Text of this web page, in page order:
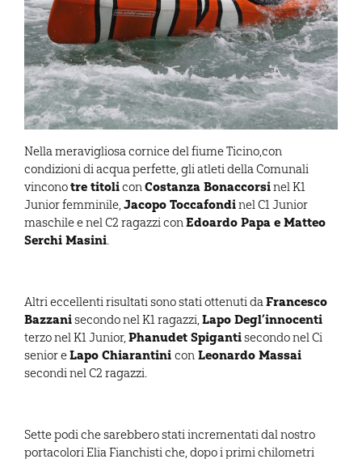
Nella meravigliosa cornice del fiume Ticino,con
condizioni di acqua perfette, gli atleti della Comunali
vinconotre titoliconCostanza Bonaccorsinel K1
Junior femminile,Jacopo Toccafondinel C1 Junior
maschile e nel C2 ragazzi conEdoardo Papa e Matteo
Serchi Masini.
Altri eccellenti risultati sono stati ottenuti daFrancesco
Bazzanisecondo nel K1 ragazzi,Lapo Degl’innocenti
terzo nel K1 Junior,Phanudet Spigantisecondo nel Ci
senior eLapo Chiarantini con Leonardo Massai
secondi nel C2 ragazzi.
Sette podi che sarebbero stati incrementati dal nostro
portacolori Elia Fianchisti che, dopo i primi chilometri